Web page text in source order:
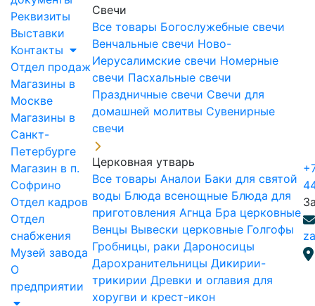
Реквизиты
Выставки
Контакты
Отдел продаж
Магазины в
Москве
Магазины в
Санкт-
Петербурге
Магазин в п.
Софрино
Отдел кадров
Отдел
снабжения
Музей завода
О
предприятии
Свечи
Все товары Богослужебные свечи
Венчальные свечи Ново-
Иерусалимские свечи Номерные
свечи Пасхальные свечи
Праздничные свечи Свечи для
домашней молитвы Сувенирные
свечи
Церковная утварь
Все товары Аналои Баки для святой
воды Блюда всенощные Блюда для
приготовления Агнца Бра церковные
Венцы Вывески церковные Голгофы
Гробницы, раки Дароносицы
Дарохранительницы Дикирии-
трикирии Древки и оглавия для
хоругви и крест-икон